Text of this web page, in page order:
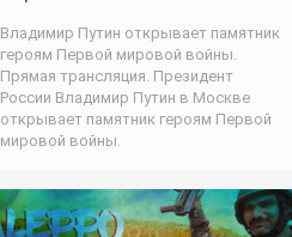
Владимир Путин открывает памятник
героям Первой мировой войны.
Прямая трансляция. Президент
России Владимир Путин в Москве
открывает памятник героям Первой
мировой войны.